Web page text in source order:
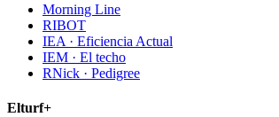
Morning Line
RIBOT
IEA · Eficiencia Actual
IEM · El techo
RNick · Pedigree
Elturf+